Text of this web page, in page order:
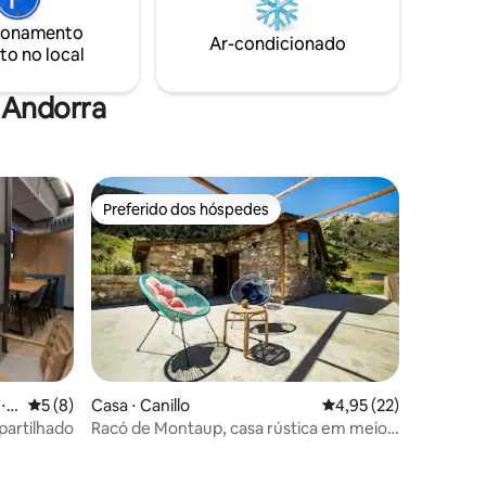
os sofás-cama individuais são para
no local
Ar-condicionado
L 5 de uma avaliação média de 5, 8 avaliações
5 (8)
Preferido dos hóspedes
Preferido dos hóspedes
Casa ⋅ Canillo 4,95 de uma
4,95 (22)
Racó de Montaup, casa rústica em meio à